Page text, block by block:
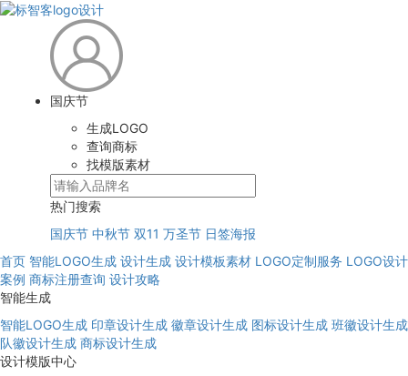
国庆节
生成LOGO
查询商标
找模版素材
热门搜索
国庆节 中秋节 双11 万圣节 日签海报
首页 智能LOGO生成 设计生成 设计模板素材 LOGO定制服务 LOGO设计
案例 商标注册查询 设计攻略
智能生成
智能LOGO生成 印章设计生成 徽章设计生成 图标设计生成 班徽设计生成
队徽设计生成 商标设计生成
设计模版中心